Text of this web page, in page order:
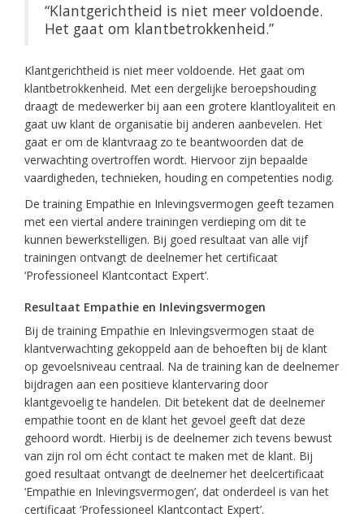
“Klantgerichtheid is niet meer voldoende.
Het gaat om klantbetrokkenheid.”
Klantgerichtheid is niet meer voldoende. Het gaat om
klantbetrokkenheid. Met een dergelijke beroepshouding
draagt de medewerker bij aan een grotere klantloyaliteit en
gaat uw klant de organisatie bij anderen aanbevelen. Het
gaat er om de klantvraag zo te beantwoorden dat de
verwachting overtroffen wordt. Hiervoor zijn bepaalde
vaardigheden, technieken, houding en competenties nodig.
De training Empathie en Inlevingsvermogen geeft tezamen
met een viertal andere trainingen verdieping om dit te
kunnen bewerkstelligen. Bij goed resultaat van alle vijf
trainingen ontvangt de deelnemer het certificaat
‘Professioneel Klantcontact Expert’.
Resultaat Empathie en Inlevingsvermogen
Bij de training Empathie en Inlevingsvermogen staat de
klantverwachting gekoppeld aan de behoeften bij de klant
op gevoelsniveau centraal. Na de training kan de deelnemer
bijdragen aan een positieve klantervaring door
klantgevoelig te handelen. Dit betekent dat de deelnemer
empathie toont en de klant het gevoel geeft dat deze
gehoord wordt. Hierbij is de deelnemer zich tevens bewust
van zijn rol om écht contact te maken met de klant. Bij
goed resultaat ontvangt de deelnemer het deelcertificaat
‘Empathie en Inlevingsvermogen’, dat onderdeel is van het
certificaat ‘Professioneel Klantcontact Expert’.